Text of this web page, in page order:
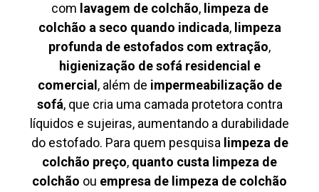
com lavagem de colchão, limpeza de
colchão a seco quando indicada, limpeza
profunda de estofados com extração,
higienização de sofá residencial e
comercial , além de impermeabilização de
sofá, que cria uma camada protetora contra
líquidos e sujeiras, aumentando a durabilidade
do estofado. Para quem pesquisa limpeza de
colchão preço, quanto custa limpeza de
colchão ou empresa de limpeza de colchão